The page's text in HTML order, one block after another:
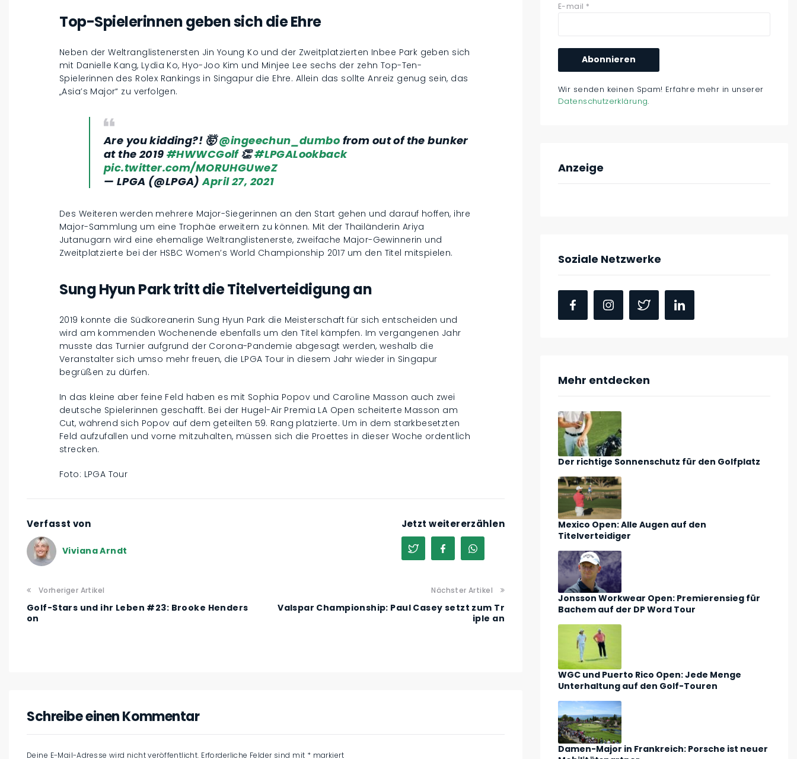
Top-Spielerinnen geben sich die Ehre
Neben der Weltranglistenersten Jin Young Ko und der Zweitplatzierten Inbee Park geben sich
mit Danielle Kang, Lydia Ko, Hyo-Joo Kim und Minjee Lee sechs der zehn Top-Ten-
Spielerinnen des Rolex Rankings in Singapur die Ehre. Allein das sollte Anreiz genug sein, das
„Asia’s Major“ zu verfolgen.
Are you kidding?! 🤯@ingeechun_dumbo from out of the bunker
at the 2019#HWWCGolf👏#LPGALookback
pic.twitter.com/MORUHGUweZ
— LPGA (@LPGA)April 27, 2021
Des Weiteren werden mehrere Major-Siegerinnen an den Start gehen und darauf hoffen, ihre
Major-Sammlung um eine Trophäe erweitern zu können. Mit der Thailänderin Ariya
Jutanugarn wird eine ehemalige Weltranglistenerste, zweifache Major-Gewinnerin und
Zweitplatzierte bei der HSBC Women’s World Championship 2017 um den Titel mitspielen.
Sung Hyun Park tritt die Titelverteidigung an
2019 konnte die Südkoreanerin Sung Hyun Park die Meisterschaft für sich entscheiden und
wird am kommenden Wochenende ebenfalls um den Titel kämpfen. Im vergangenen Jahr
musste das Turnier aufgrund der Corona-Pandemie abgesagt werden, weshalb die
Veranstalter sich umso mehr freuen, die LPGA Tour in diesem Jahr wieder in Singapur
begrüßen zu dürfen.
In das kleine aber feine Feld haben es mit Sophia Popov und Caroline Masson auch zwei
deutsche Spielerinnen geschafft. Bei der Hugel-Air Premia LA Open scheiterte Masson am
Cut, während sich Popov auf dem geteilten 59. Rang platzierte. Um in dem starkbesetzten
Feld aufzufallen und vorne mitzuhalten, müssen sich die Proettes in dieser Woche ordentlich
strecken.
Foto: LPGA Tour
Verfasst von
Viviana Arndt
Jetzt weitererzählen
Vorheriger Artikel
Golf-Stars und ihr Leben #23: Brooke Henders
on
Nächster Artikel
Valspar Championship: Paul Casey setzt zum Tr
iple an
Schreibe einen Kommentar
Deine E-Mail-Adresse wird nicht veröffentlicht. Erforderliche Felder sind mit * markiert
E-mail *
Wir senden keinen Spam! Erfahre mehr in unserer
Datenschutzerklärung.
Anzeige
Soziale Netzwerke
Mehr entdecken
Der richtige Sonnenschutz für den Golfplatz
Mexico Open: Alle Augen auf den
Titelverteidiger
Jonsson Workwear Open: Premierensieg für
Bachem auf der DP Word Tour
WGC und Puerto Rico Open: Jede Menge
Unterhaltung auf den Golf-Touren
Damen-Major in Frankreich: Porsche ist neuer